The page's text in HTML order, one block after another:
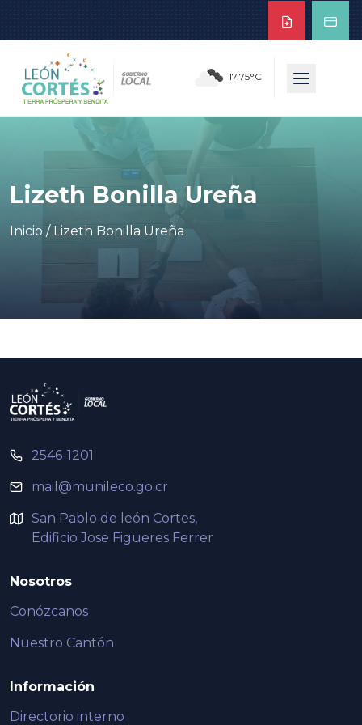
17.75°C
Lizeth Bonilla Ureña
Inicio / Lizeth Bonilla Ureña
2546-1201
mail@munileco.go.cr
San Pablo de león Cortes,
Edificio Jose Figueres Ferrer
Nosotros
Conózcanos
Nuestro Cantón
Información
Directorio interno